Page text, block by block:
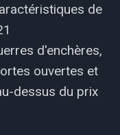
de
d'enchères,
ouvertes et
dessus du prix